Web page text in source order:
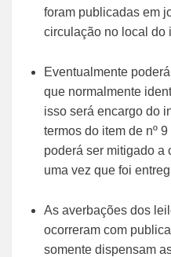
foram publicadas em
circulação no local do
Eventualmente
que normalmente
isso será encargo do
termos do item de nº
poderá ser mitigado a
uma vez que foi
As averbações dos
ocorreram com
somente dispensam